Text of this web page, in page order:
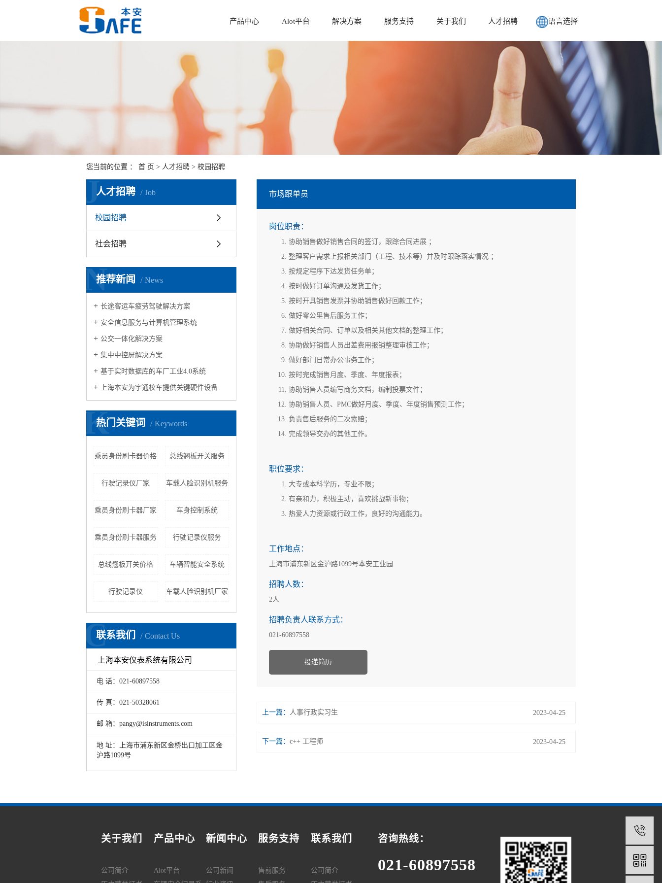
产品中心 Alot平台 解决方案 服务支持 关于我们 人才招聘 语言选择
您当前的位置 ： 首 页 > 人才招聘 > 校园招聘
人才招聘 Job
J
校园招聘
社会招聘
推荐新闻 News
N
长途客运车疲劳驾驶解决方案
安全信息服务与计算机管理系统
公交一体化解决方案
集中中控屏解决方案
基于实时数据库的车厂工业4.0系统
上海本安为宇通校车提供关键硬件设备
热门关键词 Keywords
K
乘员身份刷卡器价格 总线翘板开关服务
行驶记录仪厂家 车载人脸识别机服务
乘员身份刷卡器厂家 车身控制系统
乘员身份刷卡器服务 行驶记录仪服务
总线翘板开关价格 车辆智能安全系统
行驶记录仪 车载人脸识别机厂家
联系我们 Contact Us
C
上海本安仪表系统有限公司
电 话：021-60897558
传 真：021-50328061
邮 箱：pangy@isinstruments.com
地 址：上海市浦东新区金桥出口加工区金
沪路1099号
市场跟单员
岗位职责：
协助销售做好销售合同的签订，跟踪合同进展 ；
整理客户需求上报相关部门（工程、技术等）并及时跟踪落实情况 ；
按规定程序下达发货任务单；
按时做好订单沟通及发货工作；
按时开具销售发票并协助销售做好回款工作；
做好零公里售后服务工作；
做好相关合同、订单以及相关其他文档的整理工作；
协助做好销售人员出差费用报销整理审核工作；
做好部门日常办公事务工作；
按时完成销售月度、季度、年度报表；
协助销售人员编写商务文档，编制投票文件；
协助销售人员、PMC做好月度、季度、年度销售预测工作；
负责售后服务的二次索赔；
完成领导交办的其他工作。
职位要求：
大专或本科学历，专业不限；
有亲和力，积极主动，喜欢挑战新事物；
热爱人力资源或行政工作，良好的沟通能力。
工作地点：
上海市浦东新区金沪路1099号本安工业园
招聘人数：
2人
招聘负责人联系方式：
021-60897558
投递简历
上一篇： 人事行政实习生 2023-04-25
下一篇：c++ 工程师 2023-04-25
关于我们
公司简介
产品中心
Alot平台
新闻中心
公司新闻
服务支持
售前服务
联系我们
公司简介
咨询热线：
021-60897558